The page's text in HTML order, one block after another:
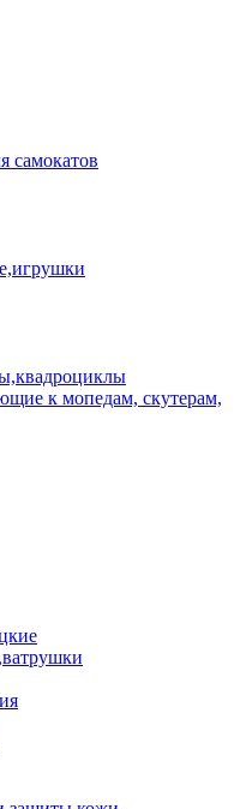
самокатов
к мопедам, скутерам,